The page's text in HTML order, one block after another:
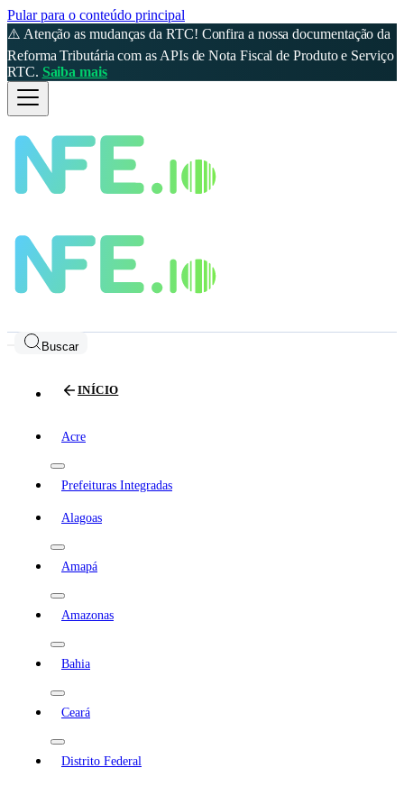
Pular para o conteúdo principal
⚠️ Atenção as mudanças da RTC! Confira a nossa documentação da
Reforma Tributária com as APIs de Nota Fiscal de Produto e Serviço
RTC. Saiba mais
Buscar
INÍCIO
Acre
Prefeituras Integradas
Alagoas
Amapá
Amazonas
Bahia
Ceará
Distrito Federal